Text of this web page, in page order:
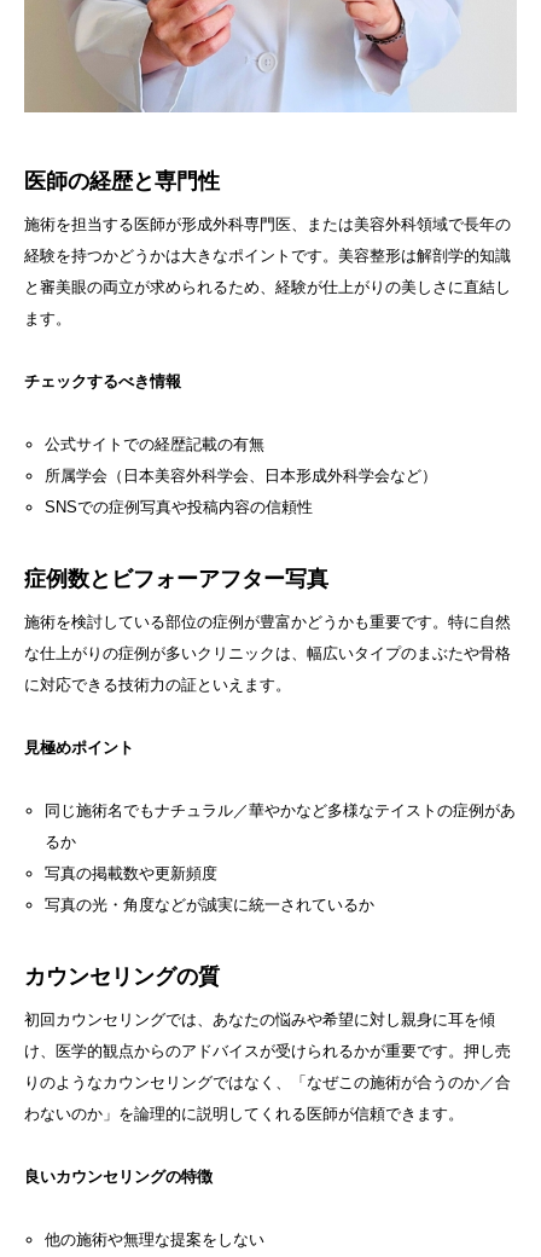
医師の経歴と専門性
施術を担当する医師が形成外科専門医、または美容外科領域で長年の
経験を持つかどうかは大きなポイントです。美容整形は解剖学的知識
と審美眼の両立が求められるため、経験が仕上がりの美しさに直結し
ます。
チェックするべき情報
公式サイトでの経歴記載の有無
所属学会（日本美容外科学会、日本形成外科学会など）
SNSでの症例写真や投稿内容の信頼性
症例数とビフォーアフター写真
施術を検討している部位の症例が豊富かどうかも重要です。特に自然
な仕上がりの症例が多いクリニックは、幅広いタイプのまぶたや骨格
に対応できる技術力の証といえます。
見極めポイント
同じ施術名でもナチュラル／華やかなど多様なテイストの症例があ
るか
写真の掲載数や更新頻度
写真の光・角度などが誠実に統一されているか
カウンセリングの質
初回カウンセリングでは、あなたの悩みや希望に対し親身に耳を傾
け、医学的観点からのアドバイスが受けられるかが重要です。押し売
りのようなカウンセリングではなく、「なぜこの施術が合うのか／合
わないのか」を論理的に説明してくれる医師が信頼できます。
良いカウンセリングの特徴
他の施術や無理な提案をしない